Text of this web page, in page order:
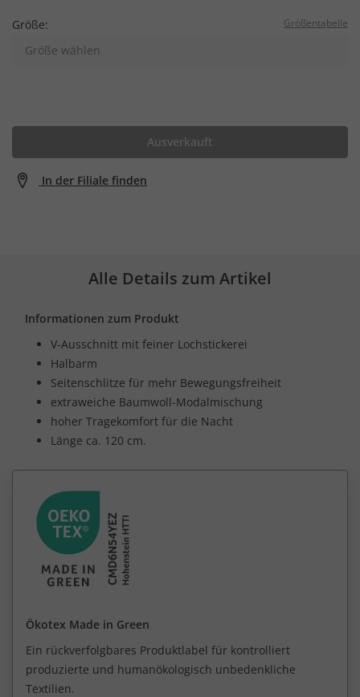
Größe: Größentabelle
Größe wählen
Ausverkauft
In der Filiale finden
Alle Details zum Artikel
Informationen zum Produkt
V-Ausschnitt mit feiner Lochstickerei
Halbarm
Seitenschlitze für mehr Bewegungsfreiheit
extraweiche Baumwoll-Modalmischung
hoher Tragekomfort für die Nacht
Länge ca. 120 cm.
Ökotex Made in Green
Ein rückverfolgbares Produktlabel für kontrolliert
produzierte und humanökologisch unbedenkliche
Textilien.